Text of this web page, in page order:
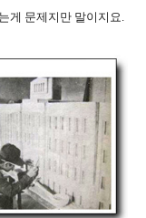
게 문제지만 말이지요.